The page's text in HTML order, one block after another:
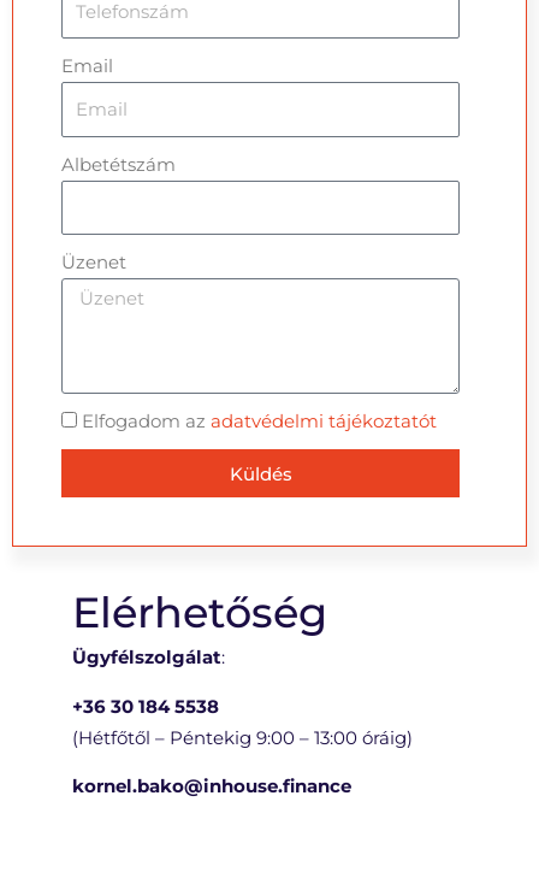
Email
Albetétszám
Üzenet
Elfogadom az adatvédelmi tájékoztatót
Küldés
Elérhetőség
Ügyfélszolgálat:
+36 30 184 5538
(Hétfőtől – Péntekig 9:00 – 13:00 óráig)
kornel.bako@inhouse.finance